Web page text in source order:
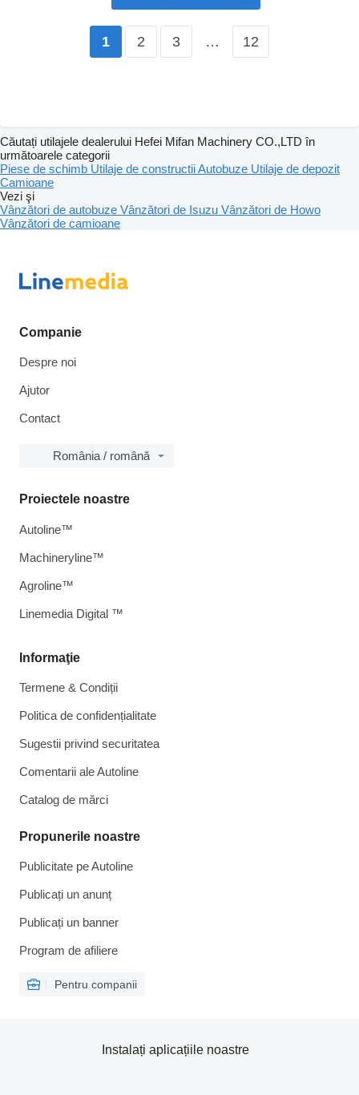
1 2 3 … 12
Căutați utilajele dealerului Hefei Mifan Machinery CO.,LTD în
următoarele categorii
Piese de schimb Utilaje de constructiiAutobuze Utilaje de depozit
Camioane
Vezi şi
Vânzători de autobuze Vânzători de Isuzu Vânzători de Howo
Vânzători de camioane
Companie
Despre noi
Ajutor
Contact
România / română
Informaţie
Termene & Condiții
Politica de confidențialitate
Sugestii privind securitatea
Comentarii ale Autoline
Catalog de mărcі
Propunerile noastre
Publicitate pe Autoline
Publicați un anunț
Publicați un banner
Program de afiliere
Pentru companii
Proiectele noastre
Autoline™
Machineryline™
Agroline™
Linemedia Digital ™
Instalați aplicațiile noastre